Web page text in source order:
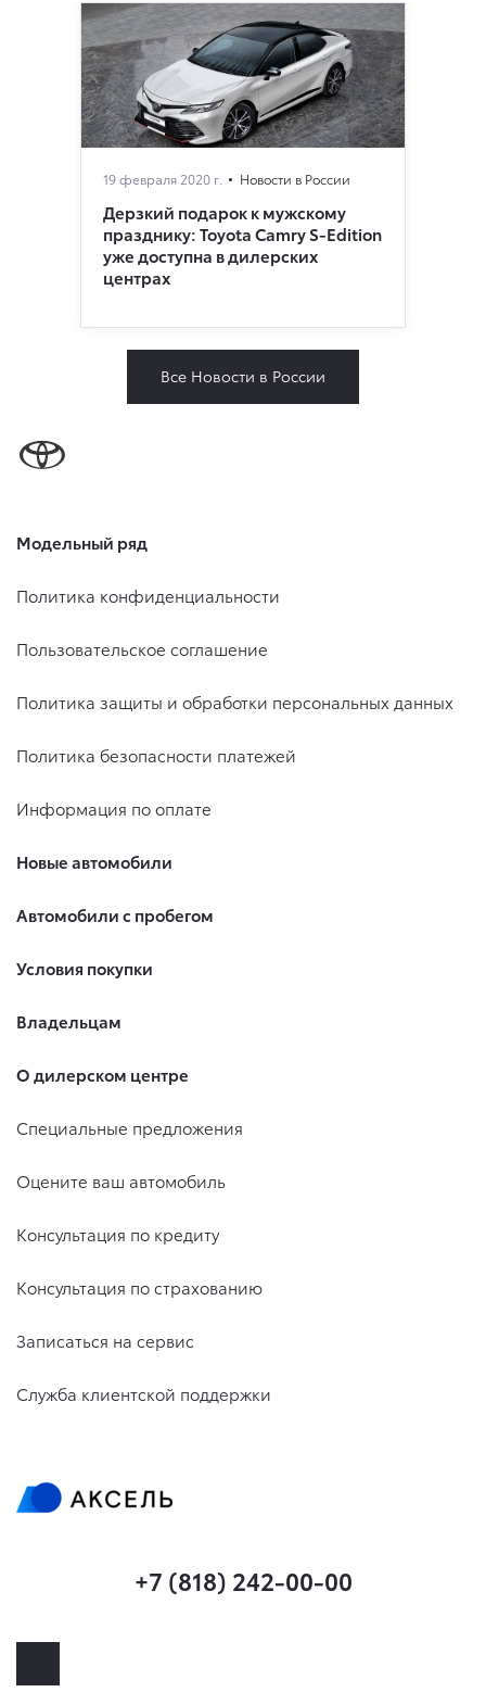
19 февраля 2020 г. Новости в России
Дерзкий подарок к мужскому
празднику: Toyota Camry S-Edition
уже доступна в дилерских
центрах
Все Новости в России
Модельный ряд
Политика конфиденциальности
Пользовательское соглашение
Политика защиты и обработки персональных данных
Политика безопасности платежей
Информация по оплате
Новые автомобили
Автомобили с пробегом
Условия покупки
Владельцам
О дилерском центре
Специальные предложения
Оцените ваш автомобиль
Консультация по кредиту
Консультация по страхованию
Записаться на сервис
Служба клиентской поддержки
+7 (818) 242-00-00